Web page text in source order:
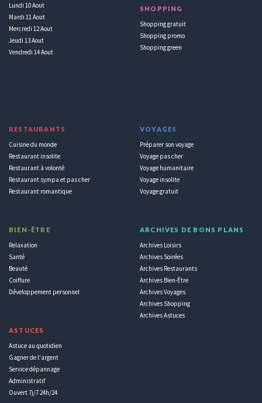
Lundi 10 Aout
Mardi 11 Aout
Mercredi 12 Aout
Jeudi 13 Aout
Vendredi 14 Aout
SHOPPING
Shopping gratuit
Shopping promo
Shopping green
RESTAURANTS
Cuisine du monde
Restaurant insolite
Restaurant à volonté
Restaurant sympa et pas cher
Restaurant romantique
BIEN-ÊTRE
Relaxation
Santé
Beauté
Coiffure
Développement personnel
ASTUCES
Astuce au quotidien
Gagner de l'argent
Service dépannage
Administratif
Ouvert 7j/7 24h/24
VOYAGES
Préparer son voyage
Voyage pas cher
Voyage humanitaire
Voyage insolite
Voyage gratuit
ARCHIVES DE BONS PLANS
Archives Loisirs
Archives Soirées
Archives Restaurants
Archives Bien-Être
Archives Voyages
Archives Shopping
Archives Astuces